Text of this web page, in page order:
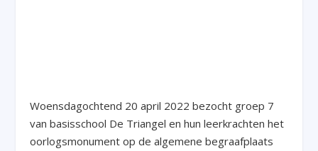
Woensdagochtend 20 april 2022 bezocht groep 7
van basisschool De Triangel en hun leerkrachten het
oorlogsmonument op de algemene begraafplaats